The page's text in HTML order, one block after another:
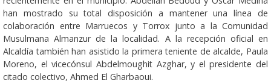
han mostrado su total disposición a mantener una línea de
colaboración entre Marruecos y Torrox junto a la Comunidad
Musulmana Almanzur de la localidad. A la recepción oficial en
Alcaldía también han asistido la primera teniente de alcalde, Paula
Moreno, el vicecónsul Abdelmoughit Azghar, y el presidente del
citado colectivo, Ahmed El Gharbaoui.